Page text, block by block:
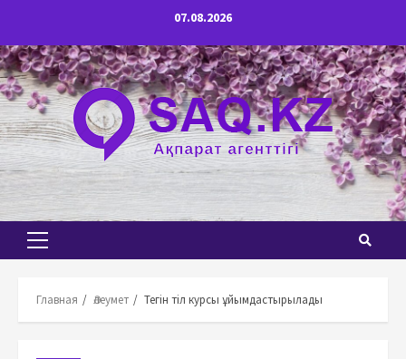
содержимому
07.08.2026
Основное
Главная Әлеумет Тегін тіл курсы ұйымдастырылады